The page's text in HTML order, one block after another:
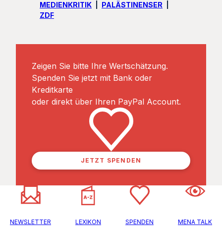
MEDIENKRITIK
PALÄSTINENSER
ZDF
Zeigen Sie bitte Ihre Wertschätzung.
Spenden Sie jetzt mit Bank oder
Kreditkarte
oder direkt über Ihren PayPal Account.
JETZT SPENDEN
NEWSLETTER LEXIKON SPENDEN MENA TALK